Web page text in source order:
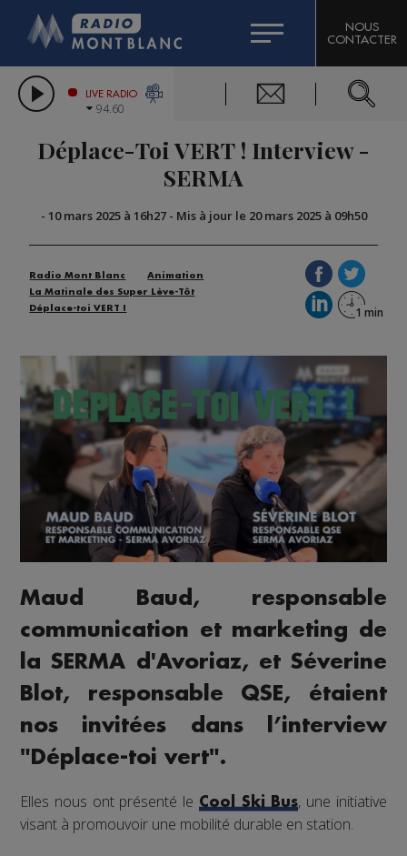
LES CHRONIQUES DE L'EXPERT
CITIZEN MACHINERY
GRAND MASSIF DOMAINES SKIABLES
BIGARD
COMPAGNIE DU MONT-BLANC
NOUS
CONTACTER
LIVE RADIO
94.60
Déplace-Toi VERT ! Interview -
SERMA
- 10 mars 2025 à 16h27- Mis à jour le 20 mars 2025 à 09h50
Radio Mont Blanc
Animation
La Matinale des Super Lève-Tôt
Déplace-toi VERT !
Maud Baud, responsable
communication et marketing de
la SERMA d'Avoriaz, et Séverine
Blot, responsable QSE, étaient
nos invitées dans l’interview
"Déplace-toi vert".
Elles nous ont présenté le Cool Ski Bus, une initiative
visant à promouvoir une mobilité durable en station.